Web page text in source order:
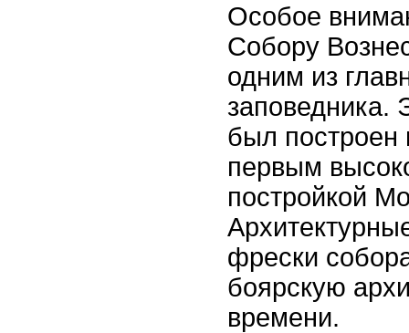
Особое
Собору
одним из
заповедника.
был построен
первым
постройкой
фрески
боярскую
времени.